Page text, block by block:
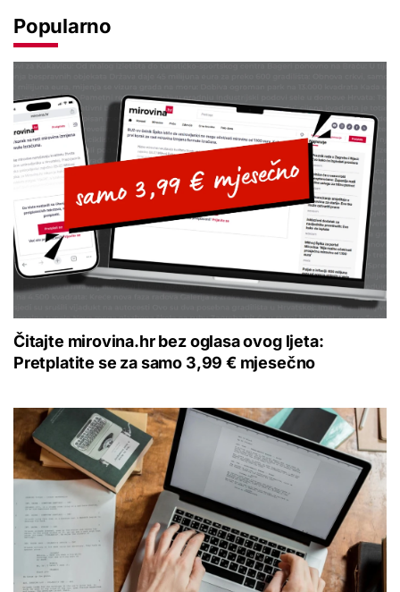
Popularno
Čitajte mirovina.hr bez oglasa ovog ljeta:
Pretplatite se za samo 3,99 € mjesečno